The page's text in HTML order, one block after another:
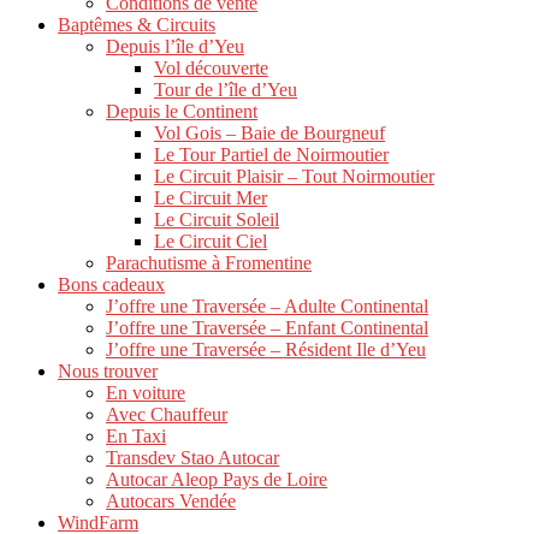
Baptêmes & Circuits
Depuis l’île d’Yeu
Vol découverte
Tour de l’île d’Yeu
Depuis le Continent
Vol Gois – Baie de Bourgneuf
Le Tour Partiel de Noirmoutier
Le Circuit Plaisir – Tout Noirmoutier
Le Circuit Mer
Le Circuit Soleil
Le Circuit Ciel
Parachutisme à Fromentine
Bons cadeaux
J’offre une Traversée – Adulte Continental
J’offre une Traversée – Enfant Continental
J’offre une Traversée – Résident Ile d’Yeu
Nous trouver
En voiture
Avec Chauffeur
En Taxi
Transdev Stao Autocar
Autocar Aleop Pays de Loire
Autocars Vendée
WindFarm